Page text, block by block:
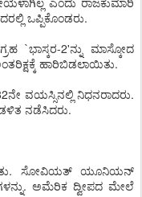
ಒಪ್ಪಿಕೊಂಡರು.
`ಭಾಸ್ಕರ-2'ನ್ನು ಮಾಸ್ಕೋದ
ಹಾರಿಬಿಡಲಾಯಿತು.
ವಯಸ್ಸಿನಲ್ಲಿ ನಿಧನರಾದರು.
ನಡೆಸಿದರು.
ಸೋವಿಯತ್ ಯೂನಿಯನ್
ಅಮೆರಿಕ ದ್ವೀಪದ ಮೇಲೆ